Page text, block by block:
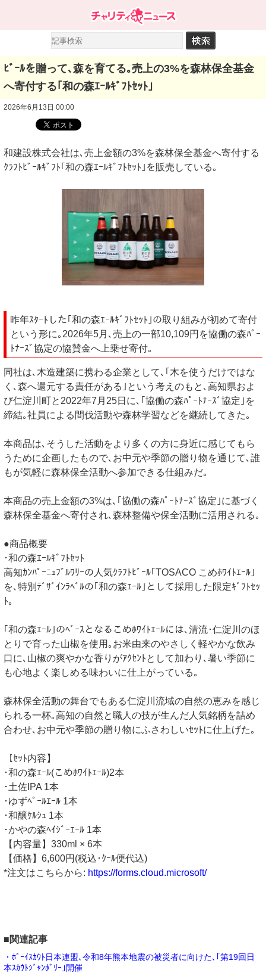
ﾋﾞｰﾙを贈って､森を育てる｡売上の3%を森林保全基金
へ寄付する｢和の森ｴｰﾙｷﾞﾌﾄｾｯﾄ｣
2026年6月13日 00:00
和建設株式会社は､売上金額の3%を森林保全基金へ寄付する
ｸﾗﾌﾄﾋﾞｰﾙｷﾞﾌﾄ｢和の森ｴｰﾙｷﾞﾌﾄｾｯﾄ｣を販売している｡
昨年ｽﾀｰﾄした｢和の森ｴｰﾙｷﾞﾌﾄｾｯﾄ｣の取り組みが初めて寄付
という形に｡2026年5月､売上の一部10,109円を協働の森ﾊﾟｰ
ﾄﾅｰｽﾞ協定の協賛金へ上乗せ寄付｡
同社は､木造建築に携わる企業として､｢木を使うだけではな
く､森へ還元する責任がある｣という考えのもと､高知県およ
び仁淀川町と2022年7月25日に､｢協働の森ﾊﾟｰﾄﾅｰｽﾞ協定｣を
締結｡社員による間伐活動や森林学習などを継続してきた｡
本商品は､そうした活動をより多くの方に身近に感じてもら
うために企画したもので､お中元や季節の贈り物を通じて､誰
もが気軽に森林保全活動へ参加できる仕組みだ｡
本商品の売上金額の3%は､｢協働の森ﾊﾟｰﾄﾅｰｽﾞ協定｣に基づく
森林保全基金へ寄付され､森林整備や保全活動に活用される｡
●商品概要
･和の森ｴｰﾙｷﾞﾌﾄｾｯﾄ
高知ｶﾝﾊﾟｰﾆｭﾌﾞﾙﾜﾘｰの人気ｸﾗﾌﾄﾋﾞｰﾙ｢TOSACO こめﾎﾜｲﾄｴｰﾙ｣
を､特別ﾃﾞｻﾞｲﾝﾗﾍﾞﾙの｢和の森ｴｰﾙ｣として採用した限定ｷﾞﾌﾄｾｯ
ﾄ｡
｢和の森ｴｰﾙ｣のﾍﾞｰｽとなるこめﾎﾜｲﾄｴｰﾙには､清流･仁淀川のほ
とりで育った山椒を使用｡お米由来のやさしく軽やかな飲み
口に､山椒の爽やかな香りがｱｸｾﾝﾄとして加わり､暑い季節に
も心地よく楽しめる味わいに仕上がっている｡
森林保全活動の舞台でもある仁淀川流域の自然の恵みを感じ
られる一杯｡高知の自然と職人の技が生んだ人気銘柄を詰め
合わせ､お中元や季節の贈り物にふさわしいｾｯﾄに仕上げた｡
【ｾｯﾄ内容】
･和の森ｴｰﾙ(こめﾎﾜｲﾄｴｰﾙ)2本
･土佐IPA 1本
･ゆずﾍﾟｰﾙｴｰﾙ 1本
･和醸ｹﾙｼｭ 1本
･かやの森ﾍｲｼﾞｰｴｰﾙ 1本
【内容量】330ml × 6本
【価格】6,600円(税込･ｸｰﾙ便代込)
*注文はこちらから: https://forms.cloud.microsoft/
■関連記事
・ﾎﾞｰｲｽｶｳﾄ日本連盟､令和8年熊本地震の被災者に向けた､｢第19回日
本ｽｶｳﾄｼﾞｬﾝﾎﾞﾘｰ｣開催